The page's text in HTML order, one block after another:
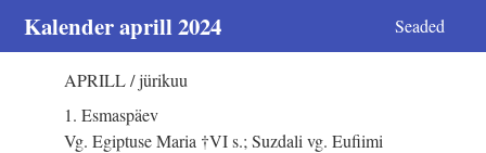
Kalender aprill 2024 Seaded
APRILL / jürikuu
1. Esmaspäev
Vg. Egiptuse Maria †VI s.; Suzdali vg. Eufiimi